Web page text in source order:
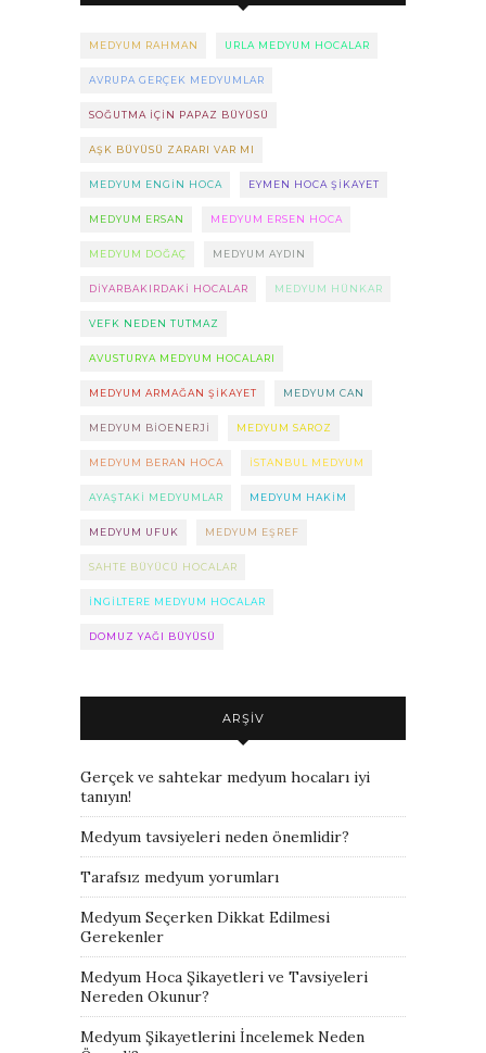
MEDYUM RAHMAN URLA MEDYUM HOCALAR
AVRUPA GERÇEK MEDYUMLAR
SOĞUTMA IÇIN PAPAZ BÜYÜSÜ
AŞK BÜYÜSÜ ZARARI VAR MI
MEDYUM ENGIN HOCA EYMEN HOCA ŞIKAYET
MEDYUM ERSAN MEDYUM ERSEN HOCA
MEDYUM DOĞAÇ MEDYUM AYDIN
DIYARBAKIRDAKI HOCALAR MEDYUM HÜNKAR
VEFK NEDEN TUTMAZ
AVUSTURYA MEDYUM HOCALARI
MEDYUM ARMAĞAN ŞIKAYET MEDYUM CAN
MEDYUM BIOENERJI MEDYUM SAROZ
MEDYUM BERAN HOCA ISTANBUL MEDYUM
AYAŞTAKI MEDYUMLAR MEDYUM HAKIM
MEDYUM UFUK MEDYUM EŞREF
SAHTE BÜYÜCÜ HOCALAR
INGILTERE MEDYUM HOCALAR
DOMUZ YAĞI BÜYÜSÜ
ARŞIV
Gerçek ve sahtekar medyum hocaları iyi
tanıyın!
Medyum tavsiyeleri neden önemlidir?
Tarafsız medyum yorumları
Medyum Seçerken Dikkat Edilmesi
Gerekenler
Medyum Hoca Şikayetleri ve Tavsiyeleri
Nereden Okunur?
Medyum Şikayetlerini İncelemek Neden